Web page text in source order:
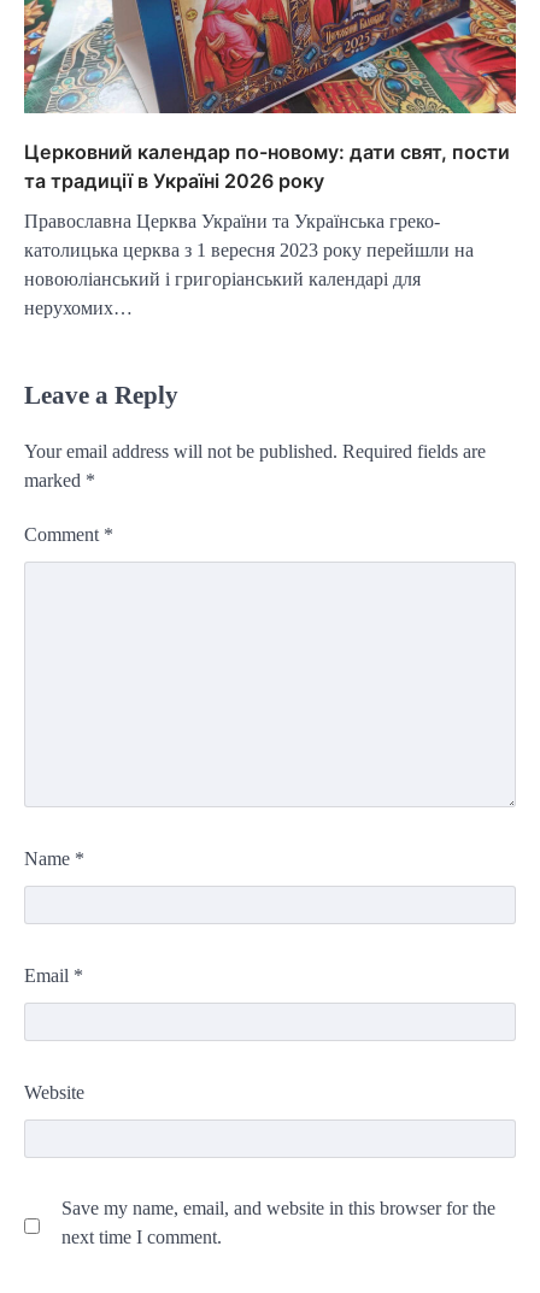
Церковний календар по-новому: дати свят, пости
та традиції в Україні 2026 року
Православна Церква України та Українська греко-
католицька церква з 1 вересня 2023 року перейшли на
новоюліанський і григоріанський календарі для
нерухомих…
Leave a Reply
Your email address will not be published. Required fields are
marked *
Comment *
Name *
Email *
Website
Save my name, email, and website in this browser for the
next time I comment.